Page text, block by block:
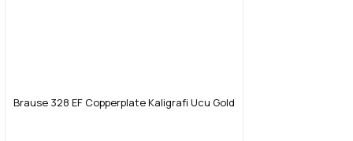
Brause 328 EF Copperplate Kaligrafi Ucu Gold